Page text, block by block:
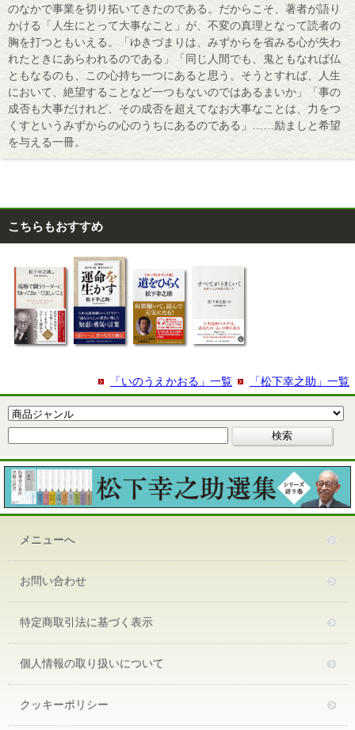
のなかで事業を切り拓いてきたのである。だからこそ、著者が語り
かける「人生にとって大事なこと」が、不変の真理となって読者の
胸を打つともいえる。「ゆきづまりは、みずからを省みる心が失わ
れたときにあらわれるのである」「同じ人間でも、鬼ともなれば仏
ともなるのも、この心持ち一つにあると思う。そうとすれば、人生
において、絶望することなど一つもないのではあるまいか」「事の
成否も大事だけれど、その成否を超えてなお大事なことは、力をつ
くすというみずからの心のうちにあるのである」……励ましと希望
を与える一冊。
こちらもおすすめ
「松下幸之助」一覧
「いのうえかおる」一覧
メニューへ
お問い合わせ
特定商取引法に基づく表示
個人情報の取り扱いについて
クッキーポリシー